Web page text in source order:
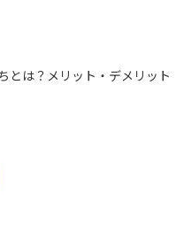
とは？メリット・デメリット